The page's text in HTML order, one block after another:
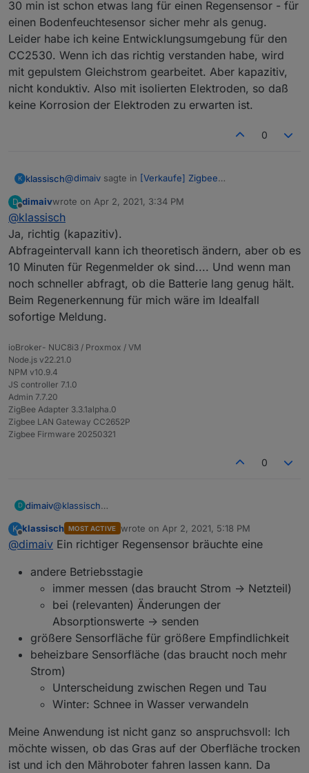
30 min ist schon etwas lang für einen Regensensor - für
einen Bodenfeuchtesensor sicher mehr als genug.
Leider habe ich keine Entwicklungsumgebung für den
CC2530. Wenn ich das richtig verstanden habe, wird
mit gepulstem Gleichstrom gearbeitet. Aber kapazitiv,
nicht konduktiv. Also mit isolierten Elektroden, so daß
keine Korrosion der Elektroden zu erwarten ist.
0
K klassisch@dimaiv sagte in [Verkaufe] Zigbee
Sensor springt die Anzeige von 0% auf 6%,
und mit 3 Tropfen auf 15-20%. Aber es ist ein
batteriebetriebene Sensor, ohne die Firmware
anzupassen, wird es nur 2 mal pro Stunde
gemessen und übertragen.
Vielen Dank fürs Testen!
30 min ist schon etwas lang für einen Regensensor -
für einen Bodenfeuchtesensor sicher mehr als
genug. Leider habe ich keine
Entwicklungsumgebung für den CC2530. Wenn ich
das richtig verstanden habe, wird mit gepulstem
Gleichstrom gearbeitet. Aber kapazitiv, nicht
keine Korrosion der Elektroden zu erwarten ist.
D
Offline
dimaivwrote on Apr 2, 2021, 3:34 PM
last edited by
@klassisch
Ja, richtig (kapazitiv).
Abfrageintervall kann ich theoretisch ändern, aber ob es
10 Minuten für Regenmelder ok sind.... Und wenn man
noch schneller abfragt, ob die Batterie lang genug hält.
Beim Regenerkennung für mich wäre im Idealfall
sofortige Meldung.
ioBroker- NUC8i3 / Proxmox / VM
Node.js v22.21.0
NPM v10.9.4
JS controller 7.1.0
Admin 7.7.20
ZigBee Adapter 3.3.1alpha.0
Zigbee LAN Gateway CC2652P
Zigbee Firmware 20250321
0
D dimaiv@klassisch
Abfrageintervall kann ich theoretisch ändern, aber ob
es 10 Minuten für Regenmelder ok sind.... Und wenn
hält.
Beim Regenerkennung für mich wäre im Idealfall
sofortige Meldung.
K
Offline
klassisch MOST ACTIVE wrote on Apr 2, 2021, 5:18 PM
last edited by
@dimaiv Ein richtiger Regensensor bräuchte eine
andere Betriebsstagie
immer messen (das braucht Strom -> Netzteil)
bei (relevanten) Änderungen der
Absorptionswerte -> senden
größere Sensorfläche für größere Empfindlichkeit
beheizbare Sensorfläche (das braucht noch mehr
Strom)
Unterscheidung zwischen Regen und Tau
Winter: Schnee in Wasser verwandeln
Meine Anwendung ist nicht ganz so anspruchsvoll: Ich
möchte wissen, ob das Gras auf der Oberfläche trocken
ist und ich den Mähroboter fahren lassen kann. Da